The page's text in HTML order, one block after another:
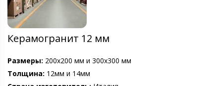
Керамогранит 12 мм
Размеры: 200х200 мм и 300х300 мм
Толщина: 12мм и 14мм